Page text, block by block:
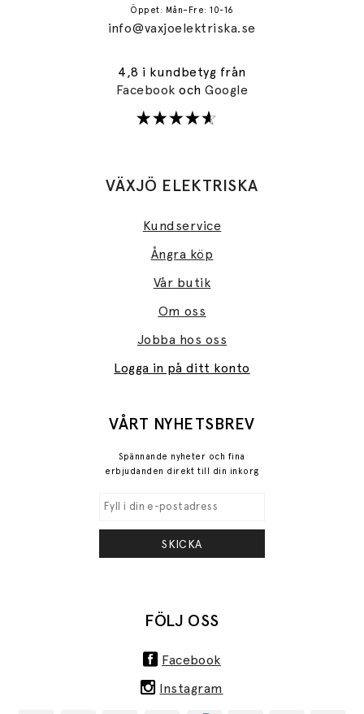
Öppet: Mån–Fre: 10-16
info@vaxjoelektriska.se
4,8 i kundbetyg från
FacebookochGoogle
VÄXJÖ ELEKTRISKA
Kundservice
Ångra köp
Vår butik
Om oss
Jobba hos oss
Logga in på ditt konto
VÅRT NYHETSBREV
Spännande nyheter och fina
erbjudanden direkt till din inkorg
SKICKA
FÖLJ OSS
Facebook
Instagram